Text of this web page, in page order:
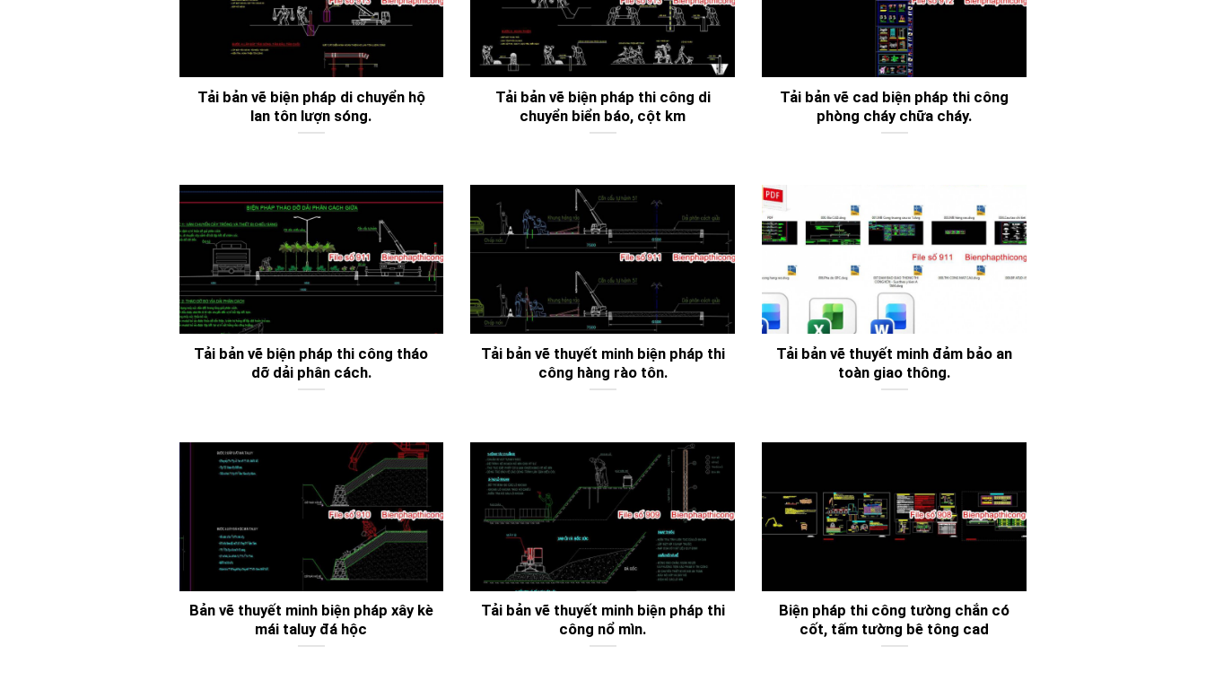
Tải bản vẽ biện pháp di chuyển hộ
lan tôn lượn sóng.
Tải bản vẽ biện pháp thi công di
chuyển biển báo, cột km
Tải bản vẽ cad biện pháp thi công
phòng cháy chữa cháy.
Tải bản vẽ biện pháp thi công tháo
dỡ dải phân cách.
Tải bản vẽ thuyết minh biện pháp thi
công hàng rào tôn.
Tải bản vẽ thuyết minh đảm bảo an
toàn giao thông.
Bản vẽ thuyết minh biện pháp xây kè
mái taluy đá hộc
Tải bản vẽ thuyết minh biện pháp thi
công nổ mìn.
Biện pháp thi công tường chắn có
cốt, tấm tường bê tông cad